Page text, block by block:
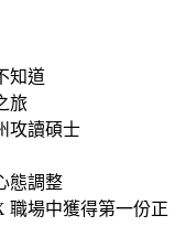
知道
旅
攻讀碩士
態調整
職場中獲得第一份正